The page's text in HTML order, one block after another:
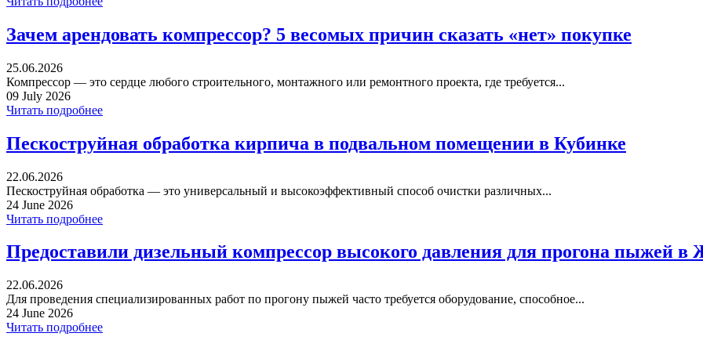
Зачем арендовать компрессор? 5 весомых причин сказать «нет» покупке
25.06.2026
Компрессор — это сердце любого строительного, монтажного или ремонтного проекта, где требуется...
09 July 2026
Читать подробнее
Пескоструйная обработка кирпича в подвальном помещении в Кубинке
22.06.2026
Пескоструйная обработка — это универсальный и высокоэффективный способ очистки различных...
24 June 2026
Читать подробнее
Предоставили дизельный компрессор высокого давления для прогона пыжей в
22.06.2026
Для проведения специализированных работ по прогону пыжей часто требуется оборудование, способное...
24 June 2026
Читать подробнее